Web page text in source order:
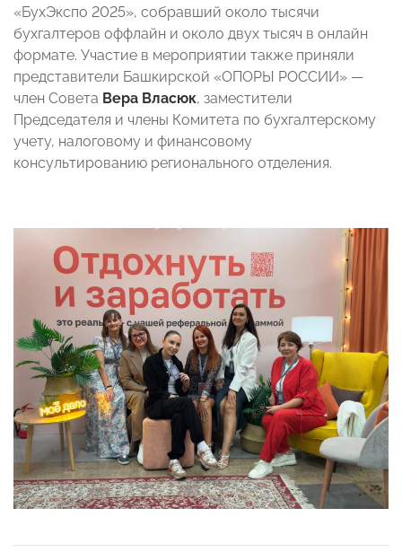
«БухЭкспо 2025», собравший около тысячи
бухгалтеров оффлайн и около двух тысяч в онлайн
формате. Участие в мероприятии также приняли
представители Башкирской «ОПОРЫ РОССИИ» —
член Совета Вера Власюк, заместители
Председателя и члены Комитета по бухгалтерскому
учету, налоговому и финансовому
консультированию регионального отделения.